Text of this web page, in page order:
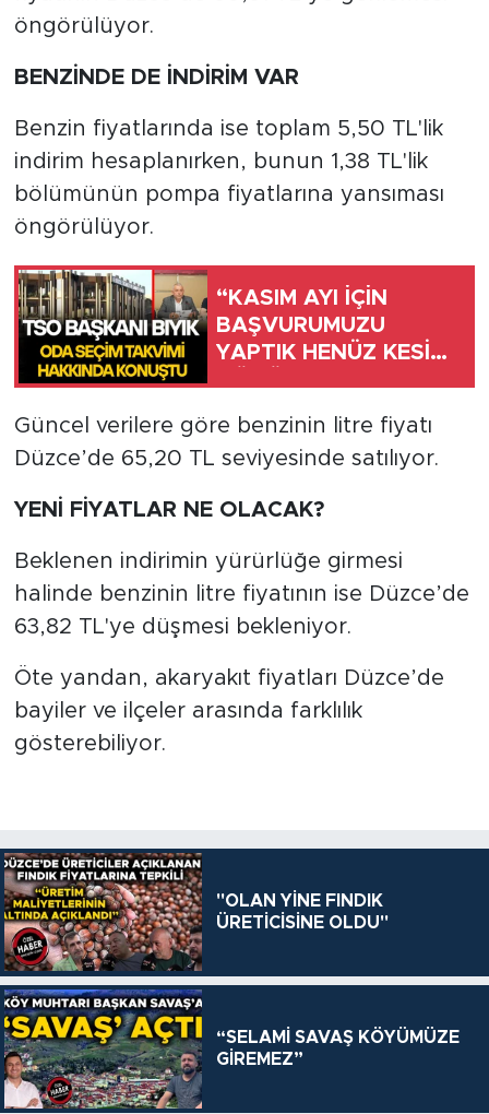
öngörülüyor.
BENZİNDE DE İNDİRİM VAR
Benzin fiyatlarında ise toplam 5,50 TL'lik
indirim hesaplanırken, bunun 1,38 TL'lik
bölümünün pompa fiyatlarına yansıması
öngörülüyor.
“KASIM AYI İÇİN
BAŞVURUMUZU
YAPTIK HENÜZ KESİN
Güncel verilere göre benzinin litre fiyatı
Düzce’de 65,20 TL seviyesinde satılıyor.
YENİ FİYATLAR NE OLACAK?
Beklenen indirimin yürürlüğe girmesi
halinde benzinin litre fiyatının ise Düzce’de
63,82 TL'ye düşmesi bekleniyor.
Öte yandan, akaryakıt fiyatları Düzce’de
bayiler ve ilçeler arasında farklılık
gösterebiliyor.
"OLAN YİNE FINDIK
ÜRETİCİSİNE OLDU"
“SELAMİ SAVAŞ KÖYÜMÜZE
GİREMEZ”